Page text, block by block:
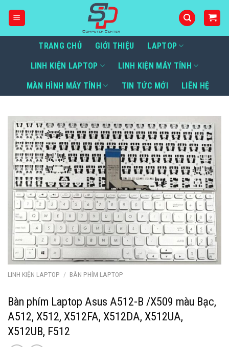
TRANG CHỦ GIỚI THIỆU LAPTOP
LINH KIỆN LAPTOP LINH KIỆN MÁY TÍNH
MÀN HÌNH MÁY TÍNH TIN TỨC MỚI LIÊN HỆ
LINH KIỆN LAPTOP / BÀN PHÍM LAPTOP
Bàn phím Laptop Asus A512-B /X509 màu Bạc,
A512, X512, X512FA, X512DA, X512UA,
X512UB, F512